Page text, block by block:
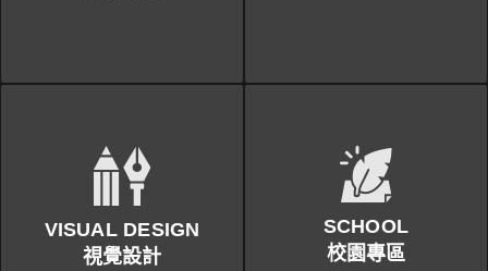
VISUAL DESIGN
視覺設計
SCHOOL
校園專區